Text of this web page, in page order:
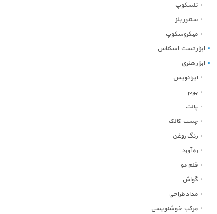
تلسکوپ
سنتور بلز
میکروسکوپ
ابزار تست اسکناس
ابزار هنری
ایرانویس
بوم
پالت
چسب کالک
رنگ روغن
ره آورد
قلم مو
گواش
مداد طراحی
مرکب خوشنویسی